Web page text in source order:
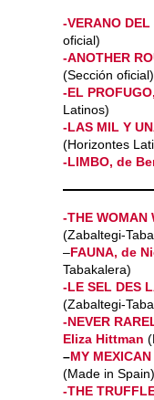
-VERANO
oficial)
-ANOTHER
(Sección oficial)
-EL
Latinos)
-LAS MIL Y
(Horizontes
-LIMBO, de
-THE
(Zabaltegi-
–FAUNA, de
Tabakalera)
-LE SEL DES
(Zabaltegi-
-NEVER
Eliza Hittman
–MY
(Made in Spain)
-THE